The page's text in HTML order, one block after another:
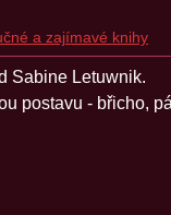
a zajímavé knihy
Sabine Letuwnik.
postavu - břicho,